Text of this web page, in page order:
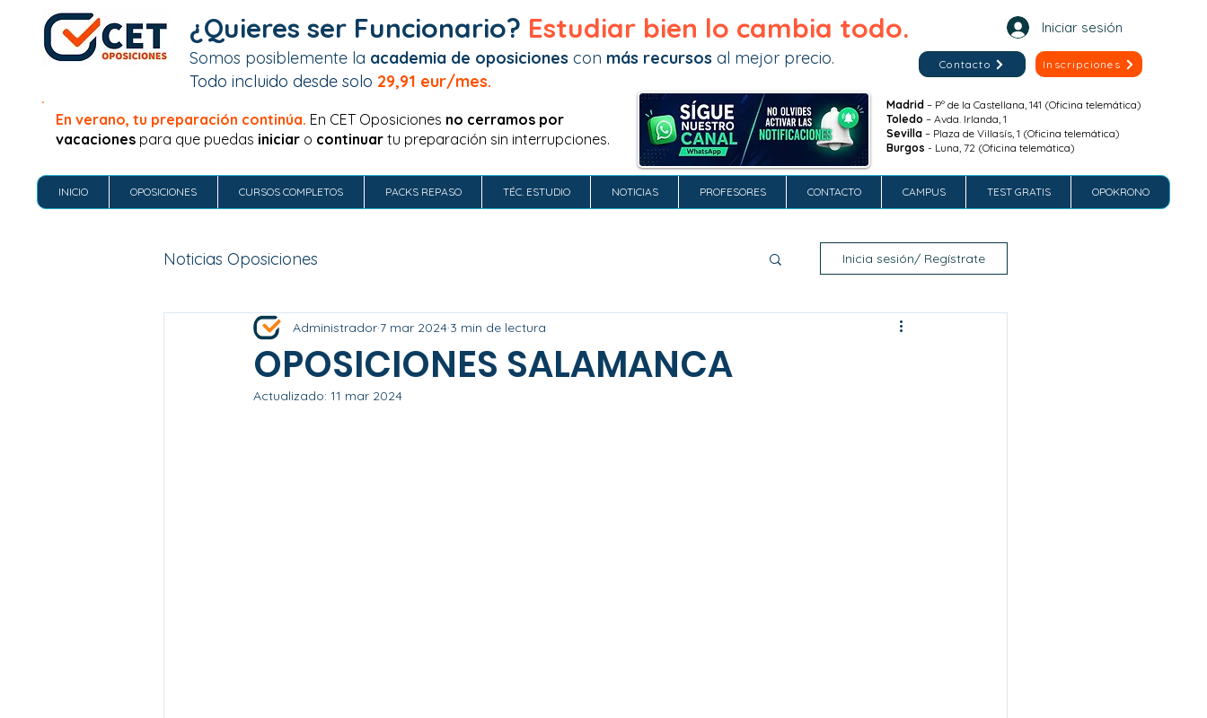
¿Quieres ser Funcionario? Estudiar bien lo cambia todo.
Somos posiblemente la academia de oposiciones con más recursos al mejor precio.
Todo incluido desde solo 29,91 eur/mes.
Inscripciones
Contacto
Iniciar sesión
En verano, tu preparación continúa. En CET Oposiciones no cerramos por
vacaciones para que puedas iniciar o continuar tu preparación sin interrupciones.
Madrid – Pº de la Castellana, 141 (Oficina telemática)
Toledo – Avda. Irlanda, 1
Sevilla – Plaza de Villasís, 1 (Oficina telemática)
Burgos - Luna, 72 (Oficina telemática)
INICIO OPOSICIONES CURSOS COMPLETOS PACKS REPASO TÉC. ESTUDIO NOTICIAS PROFESORES CONTACTO CAMPUS TEST GRATIS OPOKRONO
Noticias Oposiciones Inicia sesión/ Regístrate
OPOSICIONES SALAMANCA
Administrador 7 mar 2024 3 min de lectura
Actualizado: 11 mar 2024